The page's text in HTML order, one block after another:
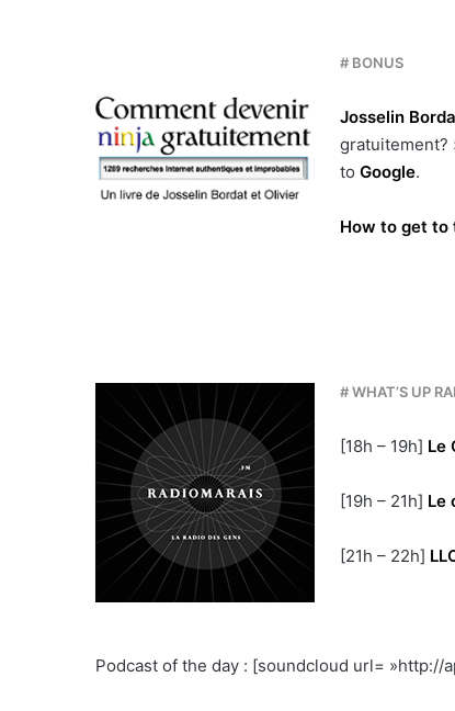
# BONUS
Josselin
gratuitement?
to Google.
How to get to
# WHAT’S UP
[18h – 19h] Le
[19h – 21h] Le
[21h – 22h]
Podcast of the day : [soundcloud url= »http://